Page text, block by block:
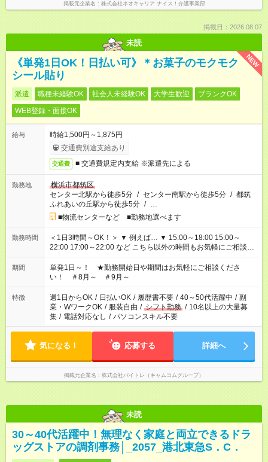
掲載元企業名 株式会社ネオキャリア ナイス！介護事業部
掲載日：2026.08.07
未読
NEW
《単発1日OK！日払い可》＊お菓子のモクモク
シール貼り
派遣 職種未経験OK 社会人未経験OK 大学生歓迎
ブランクOK
WEB登録・面接OK
給与
時給1,500円～1,875円
交通費別途支給あり
交通費 ■ 交通費規定内支給 ※派遣先による
勤務地
横浜市都筑区
センター北駅から徒歩5分 / センター南駅から徒歩5分 / 都筑
ふれあいの丘駅から徒歩5分 / …
■物流センターなど ■勤務地選べます
勤務時間
＜1日3時間～OK！＞ ▼ 例えば… ▼ 15:00～18:00 15:00～
22:00 17:00～22:00 など こちら以外の時間もお気軽にご相談く
ださい！
期間
単発1日～！ ★勤務開始日や期間はお気軽にご相談くださ
い！ ＃8月～ ＃9月～
特徴 週1日からOK / 日払いOK / 履歴書不要 / 40～50代活躍中 / 副
業・WワークOK / 服装自由 / シフト勤務 / 10名以上の大量募
集 / 電話対応なし / パソコンスキル不要
気になる！ 応募する 詳細へ
掲載元企業名 株式会社バイトレ（キャムコムグループ）
未読
30～40代活躍中！無理なく家庭と両立できるドラ
ッグストアの調剤事務│_2057_港北東急S．C．